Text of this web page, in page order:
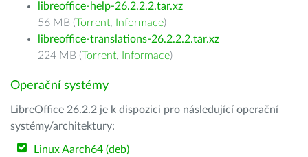
libreoffice-help-26.2.2.2.tar.xz
56 MB (Torrent, Informace)
libreoffice-translations-26.2.2.2.tar.xz
224 MB (Torrent, Informace)
Operační systémy
LibreOffice 26.2.2 je k dispozici pro následující operační
systémy/architektury:
Linux Aarch64 (deb)